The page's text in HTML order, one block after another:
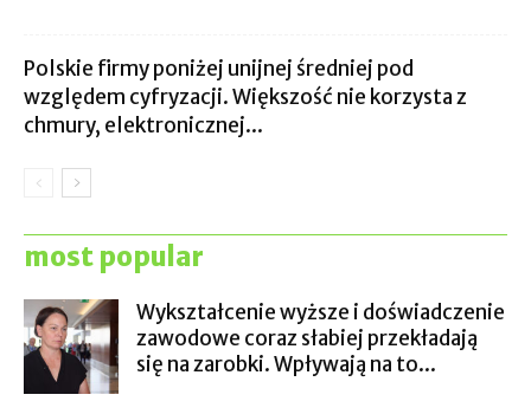
Polskie firmy poniżej unijnej średniej pod
względem cyfryzacji. Większość nie korzysta z
chmury, elektronicznej...
most popular
Wykształcenie wyższe i doświadczenie
zawodowe coraz słabiej przekładają
się na zarobki. Wpływają na to...